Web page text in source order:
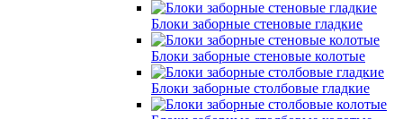
Блоки заборные стеновые гладкие
Блоки заборные стеновые колотые
Блоки заборные столбовые гладкие